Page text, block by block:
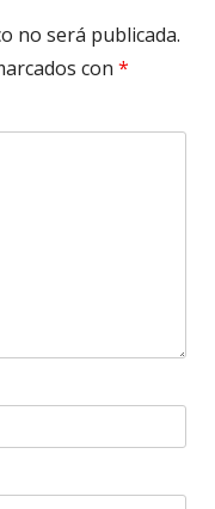
no será publicada.
con *